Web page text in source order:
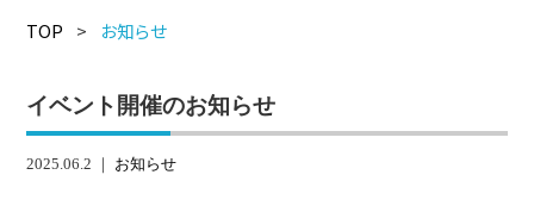
TOP > お知らせ
イベント開催のお知らせ
2025.06.2 ｜ お知らせ